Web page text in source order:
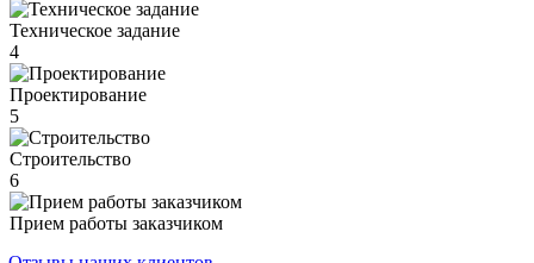
Техническое задание
4
Проектирование
5
Строительство
6
Прием работы заказчиком